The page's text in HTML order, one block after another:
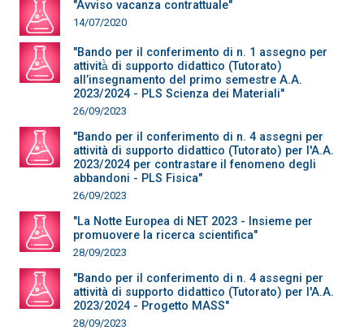
"Avviso vacanza contrattuale"
14/07/2020
"Bando per il conferimento di n. 1 assegno per
attività̀ di supporto didattico (Tutorato)
all’insegnamento del primo semestre A.A.
2023/2024 - PLS Scienza dei Materiali"
26/09/2023
"Bando per il conferimento di n. 4 assegni per
attività di supporto didattico (Tutorato) per l'A.A.
2023/2024 per contrastare il fenomeno degli
abbandoni - PLS Fisica"
26/09/2023
"La Notte Europea di NET 2023 - Insieme per
promuovere la ricerca scientifica"
28/09/2023
"Bando per il conferimento di n. 4 assegni per
attività di supporto didattico (Tutorato) per l'A.A.
2023/2024 - Progetto MASS"
28/09/2023